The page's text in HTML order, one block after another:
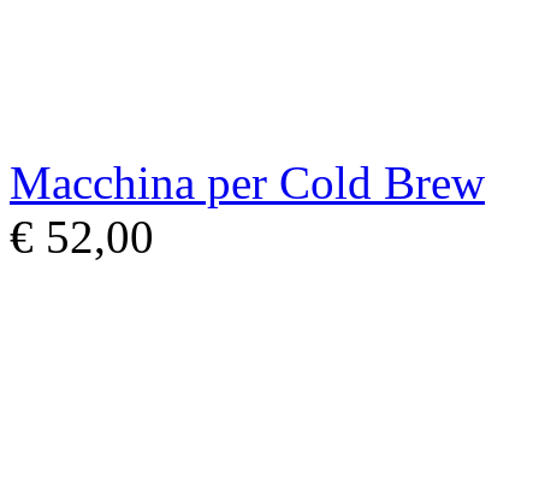
Macchina per Cold Brew
€ 52,00